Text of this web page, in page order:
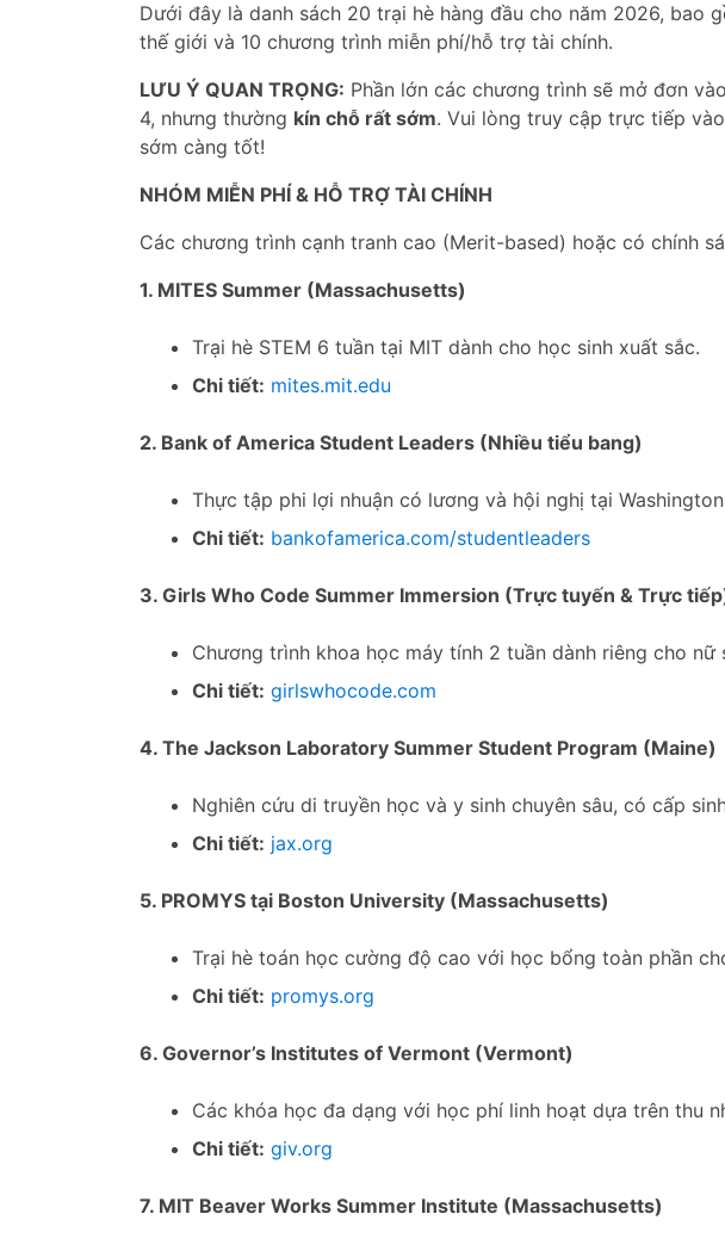
Dưới đây là danh sách 20 trại hè hàng đầu cho năm 2026, bao
thế giới và 10 chương trình miễn phí/hỗ trợ tài chính.
LƯU Ý QUAN TRỌNG: Phần lớn các chương trình sẽ mở đơn
4, nhưng thường kín chỗ rất sớm. Vui lòng truy cập trực tiếp
sớm càng tốt!
NHÓM MIỄN PHÍ & HỖ TRỢ TÀI CHÍNH
Các chương trình cạnh tranh cao (Merit-based) hoặc có chính
1. MITES Summer (Massachusetts)
Trại hè STEM 6 tuần tại MIT dành cho học sinh xuất sắc.
Chi tiết: mites.mit.edu
2. Bank of America Student Leaders (Nhiều tiểu bang)
Thực tập phi lợi nhuận có lương và hội nghị tại Washington
Chi tiết: bankofamerica.com/studentleaders
3. Girls Who Code Summer Immersion (Trực tuyến & Trực
Chương trình khoa học máy tính 2 tuần dành riêng cho nữ
Chi tiết: girlswhocode.com
4. The Jackson Laboratory Summer Student Program (Maine)
Nghiên cứu di truyền học và y sinh chuyên sâu, có cấp
Chi tiết: jax.org
5. PROMYS tại Boston University (Massachusetts)
Trại hè toán học cường độ cao với học bổng toàn phần
Chi tiết: promys.org
6. Governor’s Institutes of Vermont (Vermont)
Các khóa học đa dạng với học phí linh hoạt dựa trên thu
Chi tiết: giv.org
7. MIT Beaver Works Summer Institute (Massachusetts)